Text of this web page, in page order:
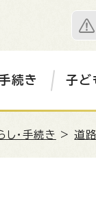
続き 子ど
し・手続き >道路